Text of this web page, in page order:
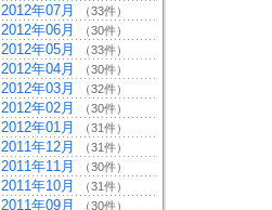
2012年07月 （33件）
2012年06月 （30件）
2012年05月 （33件）
2012年04月 （30件）
2012年03月 （32件）
2012年02月 （30件）
2012年01月 （31件）
2011年12月 （31件）
2011年11月 （30件）
2011年10月 （31件）
2011年09月 （30件）